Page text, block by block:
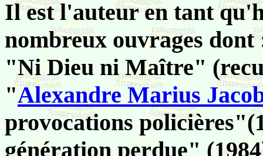
Il est l'auteur en tant
nombreux ouvrages
"Ni Dieu ni Maître"
"Alexandre Marius
provocations
génération perdue"